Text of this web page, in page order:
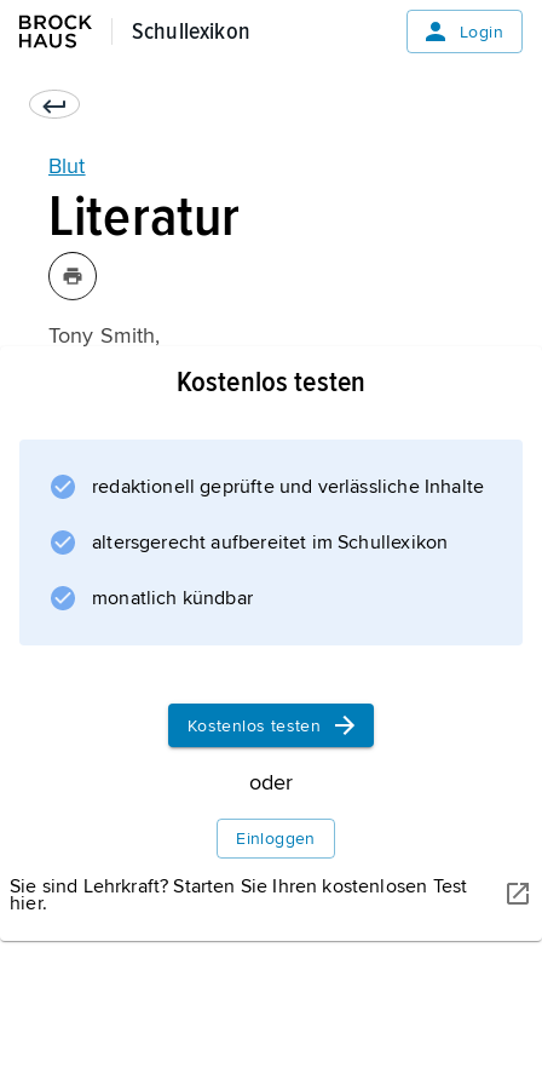
Schullexikon
Schullexikon Login
Blut
Literatur
Tony Smith,
Der Körper des Menschen: Ein Bildatlas
Kostenlos testen
redaktionell geprüfte und verlässliche Inhalte
altersgerecht aufbereitet im Schullexikon
monatlich kündbar
Kostenlos testen
oder
Einloggen
Sie sind Lehrkraft? Starten Sie Ihren kostenlosen Test
hier.